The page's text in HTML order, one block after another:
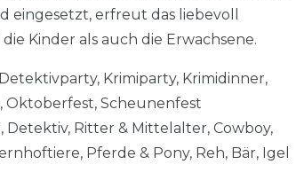
eingesetzt, erfreut das liebevoll
Kinder als auch die Erwachsene.
Krimiparty, Krimidinner,
Oktoberfest, Scheunenfest
Detektiv, Ritter & Mittelalter, Cowboy,
Pferde & Pony, Reh, Bär, Igel